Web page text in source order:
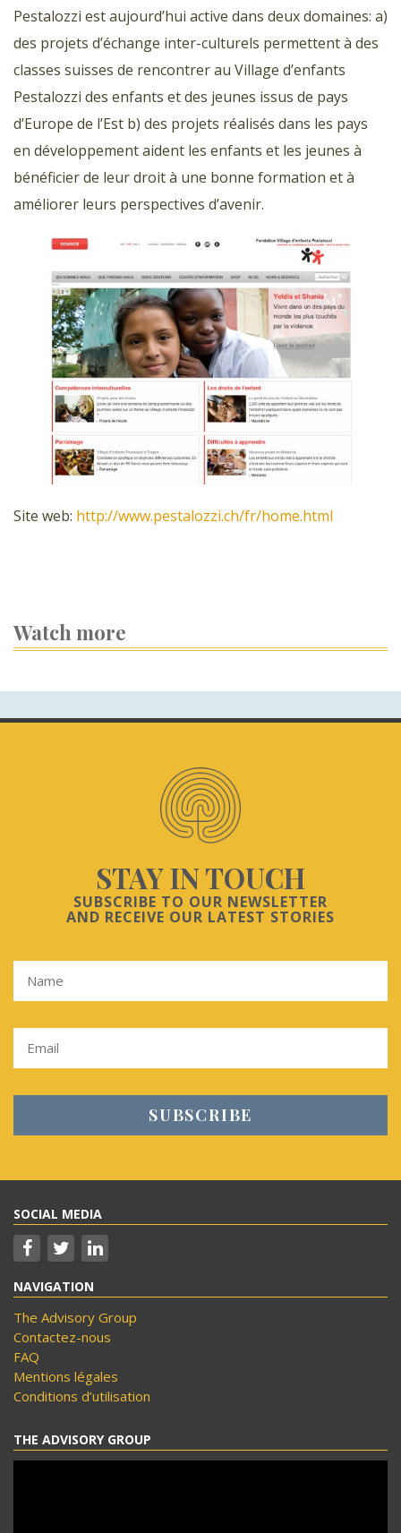
Pestalozzi est aujourd’hui active dans deux domaines: a)
des projets d’échange inter-culturels permettent à des
classes suisses de rencontrer au Village d’enfants
Pestalozzi des enfants et des jeunes issus de pays
d’Europe de l’Est b) des projets réalisés dans les pays
en développement aident les enfants et les jeunes à
bénéficier de leur droit à une bonne formation et à
améliorer leurs perspectives d’avenir.
Site web: http://www.pestalozzi.ch/fr/home.html
Watch more
STAY IN TOUCH
SUBSCRIBE TO OUR NEWSLETTER
AND RECEIVE OUR LATEST STORIES
SOCIAL MEDIA
NAVIGATION
The Advisory Group
Contactez-nous
FAQ
Mentions légales
Conditions d’utilisation
THE ADVISORY GROUP